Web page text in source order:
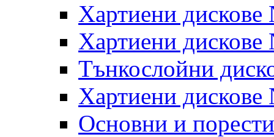
Хартиени
Хартиени
Тънкослойни
Хартиени
Основни и